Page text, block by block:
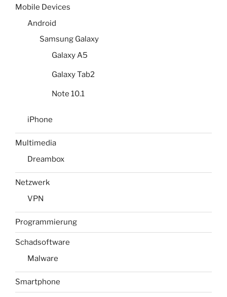
Mobile Devices
Android
Samsung Galaxy
Galaxy A5
Galaxy Tab2
Note 10.1
iPhone
Multimedia
Dreambox
Netzwerk
VPN
Programmierung
Schadsoftware
Malware
Smartphone